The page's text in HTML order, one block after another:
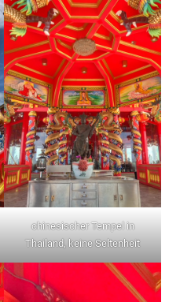
chinesischer Tempel in
Thailand, keine Seltenheit